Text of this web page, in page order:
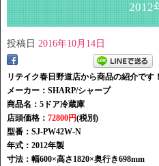
2012
投稿日 2016年10月14日
リテイク春日野道店から商品の紹介です！
メーカー：SHARP/シャープ
商品名：5ドア冷蔵庫
店頭価格： 72800円(税別)
型番：SJ-PW42W-N
年式：2012年製
寸法：幅600×高さ1820×奥行き698mm